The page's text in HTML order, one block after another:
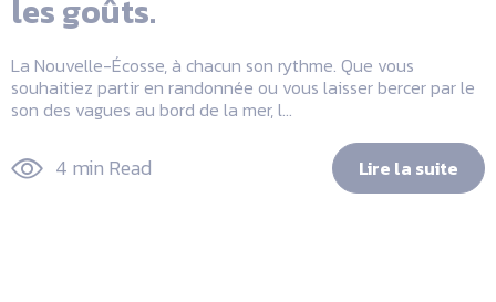
les goûts.
La Nouvelle-Écosse, à chacun son rythme. Que vous
souhaitiez partir en randonnée ou vous laisser bercer par le
son des vagues au bord de la mer, l...
4 min Read Lire la suite